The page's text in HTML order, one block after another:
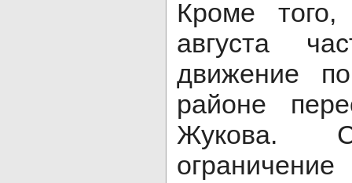
Кроме
августа
движение
районе
Жукова.